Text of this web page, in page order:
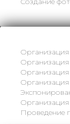
Организация
Организация
Проведение